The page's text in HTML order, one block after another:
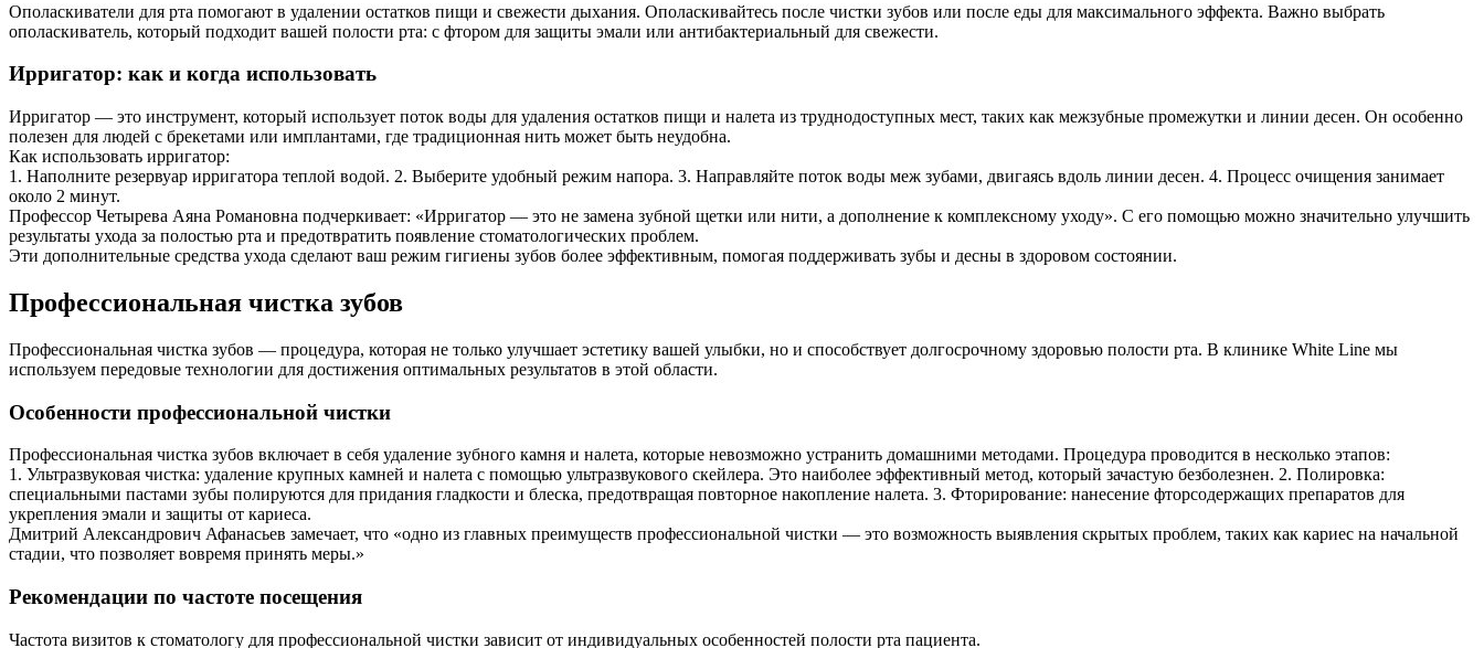
Ополаскиватели для рта помогают в удалении остатков пищи и свежести дыхания. Ополаскивайтесь после чистки зубов или после еды для максимального эффекта. Важно выбрать
ополаскиватель, который подходит вашей полости рта: с фтором для защиты эмали или антибактериальный для свежести.
Ирригатор: как и когда использовать
Ирригатор — это инструмент, который использует поток воды для удаления остатков пищи и налета из труднодоступных мест, таких как межзубные промежутки и линии десен. Он особенно
полезен для людей с брекетами или имплантами, где традиционная нить может быть неудобна.
Как использовать ирригатор:
1. Наполните резервуар ирригатора теплой водой. 2. Выберите удобный режим напора. 3. Направляйте поток воды меж зубами, двигаясь вдоль линии десен. 4. Процесс очищения занимает
около 2 минут.
Профессор Четырева Аяна Романовна подчеркивает: «Ирригатор — это не замена зубной щетки или нити, а дополнение к комплексному уходу». С его помощью можно значительно улучшить
результаты ухода за полостью рта и предотвратить появление стоматологических проблем.
Эти дополнительные средства ухода сделают ваш режим гигиены зубов более эффективным, помогая поддерживать зубы и десны в здоровом состоянии.
Профессиональная чистка зубов
Профессиональная чистка зубов — процедура, которая не только улучшает эстетику вашей улыбки, но и способствует долгосрочному здоровью полости рта. В клинике White Line мы
используем передовые технологии для достижения оптимальных результатов в этой области.
Особенности профессиональной чистки
Профессиональная чистка зубов включает в себя удаление зубного камня и налета, которые невозможно устранить домашними методами. Процедура проводится в несколько этапов:
1. Ультразвуковая чистка: удаление крупных камней и налета с помощью ультразвукового скейлера. Это наиболее эффективный метод, который зачастую безболезнен. 2. Полировка:
специальными пастами зубы полируются для придания гладкости и блеска, предотвращая повторное накопление налета. 3. Фторирование: нанесение фторсодержащих препаратов для
укрепления эмали и защиты от кариеса.
Дмитрий Александрович Афанасьев замечает, что «одно из главных преимуществ профессиональной чистки — это возможность выявления скрытых проблем, таких как кариес на начальной
стадии, что позволяет вовремя принять меры.»
Рекомендации по частоте посещения
Частота визитов к стоматологу для профессиональной чистки зависит от индивидуальных особенностей полости рта пациента.